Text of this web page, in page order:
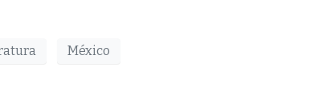
México